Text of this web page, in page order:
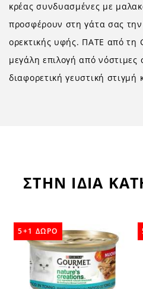
κρέας συνδυασμένες με
προσφέρουν στη γάτα σας
ορεκτικής υφής. ΠΑΤΕ από τη
μεγάλη επιλογή από νόστιμες
διαφορετική γευστική στιγμή
ΣΤΗΝ ΙΔΙΑ
5+1 ΔΩΡΟ